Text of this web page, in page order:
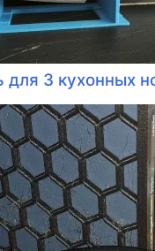
для 3 кухонных